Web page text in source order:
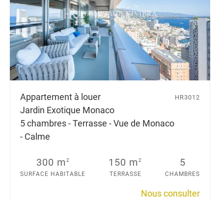
Appartement à louer
Jardin Exotique Monaco
5 chambres - Terrasse - Vue de Monaco
- Calme
HR3012
300 m2
SURFACE HABITABLE
150 m2
TERRASSE
5
CHAMBRES
Nous consulter